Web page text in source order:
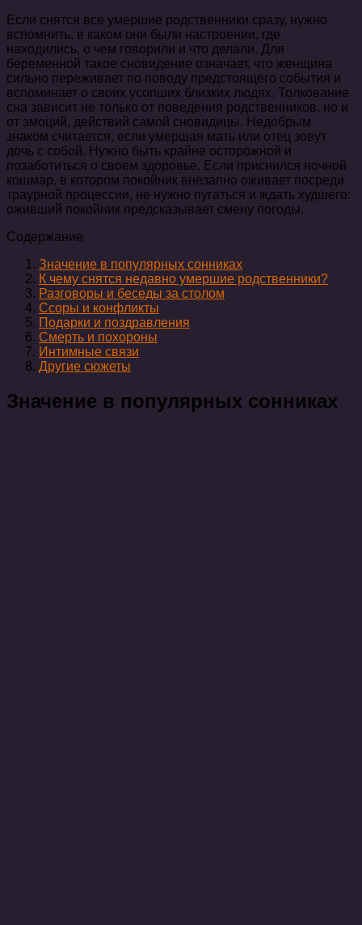
Если снятся все умершие родственники сразу, нужно
вспомнить, в каком они были настроении, где
находились, о чем говорили и что делали. Для
беременной такое сновидение означает, что женщина
сильно переживает по поводу предстоящего события и
вспоминает о своих усопших близких людях. Толкование
сна зависит не только от поведения родственников, но и
от эмоций, действий самой сновидицы. Недобрым
знаком считается, если умершая мать или отец зовут
дочь с собой. Нужно быть крайне осторожной и
позаботиться о своем здоровье. Если приснился ночной
кошмар, в котором покойник внезапно оживает посреди
траурной процессии, не нужно пугаться и ждать худшего:
оживший покойник предсказывает смену погоды.
Содержание
Значение в популярных сонниках
К чему снятся недавно умершие родственники?
Разговоры и беседы за столом
Ссоры и конфликты
Подарки и поздравления
Смерть и похороны
Интимные связи
Другие сюжеты
Значение в популярных сонниках